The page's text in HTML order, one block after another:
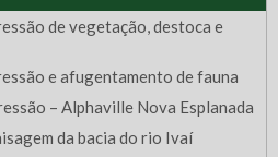
de vegetação, destoca e
e afugentamento de fauna
– Alphaville Nova Esplanada
da bacia do rio Ivaí